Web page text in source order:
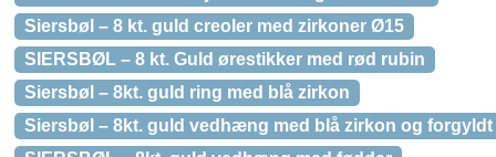
Siersbøl – 8 kt. guld creoler med zirkoner Ø15
SIERSBØL – 8 kt. Guld ørestikker med rød rubin
Siersbøl – 8kt. guld ring med blå zirkon
Siersbøl – 8kt. guld vedhæng med blå zirkon og